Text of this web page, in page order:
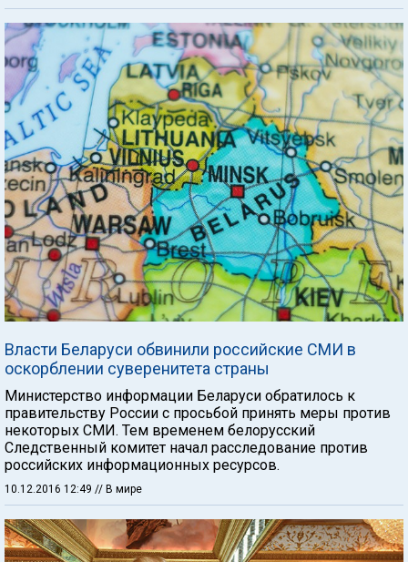
Власти Беларуси обвинили российские СМИ в
оскорблении суверенитета страны
Министерство информации Беларуси обратилось к
правительству России с просьбой принять меры против
некоторых СМИ. Тем временем белорусский
Следственный комитет начал расследование против
российских информационных ресурсов.
10.12.2016 12:49 // В мире